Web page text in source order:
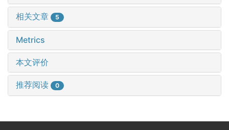
相关文章 5
Metrics
本文评价
推荐阅读 0